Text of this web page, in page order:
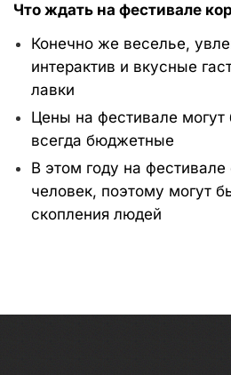
Что ждать на фестивале
Конечно же веселье,
интерактив и вкусные
лавки
Цены на фестивале могут
всегда бюджетные
В этом году на
человек, поэтому могут
скопления людей